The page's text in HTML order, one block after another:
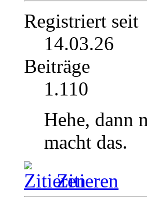
Registriert seit
14.03.26
Beiträge
1.110
Hehe, dann
macht das.
Zitieren